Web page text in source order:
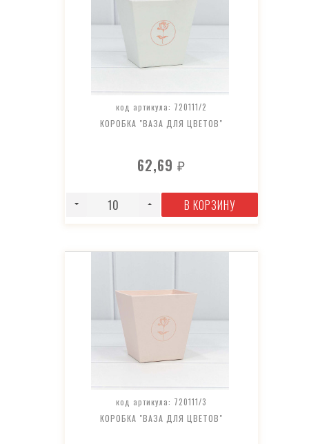
код артикула: 720111/2
КОРОБКА "ВАЗА ДЛЯ ЦВЕТОВ"
62,69₽
В КОРЗИНУ
код артикула: 720111/3
КОРОБКА "ВАЗА ДЛЯ ЦВЕТОВ"